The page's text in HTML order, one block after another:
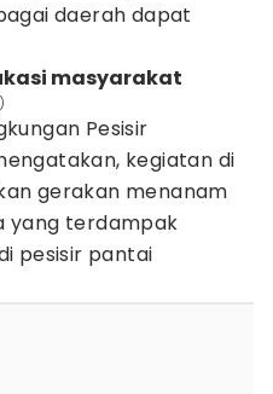
daerah dapat
masyarakat
Pesisir
kegiatan di
gerakan menanam
yang terdampak
pesisir pantai